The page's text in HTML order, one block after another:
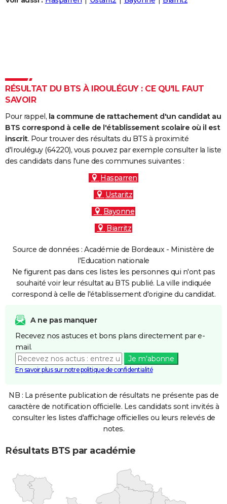
Carte de Noël
Carte Bonne année
Carte Saint-Valentin
Carte Pâques
Carte d'anniversaire
Dictionnaire
Biographies
Citations
Expressions
Proverbes
PROGRAMME TV
COPAINS D'AVANT
S'inscrire
Se connecter
Lycées
Collèges
Primaires
Universités
Entreprises
Service militaire
Avis de recherche
AVIS DE DÉCÈS
RÉSULTAT DU BTS À IROULÉGUY : CE QU'IL FAUT
SAVOIR
Pour rappel, la commune de rattachement d'un candidat au
BTS correspond à celle de l'établissement scolaire où il est
inscrit. Pour trouver des résultats du BTS à proximité
d'Irouléguy (64220), vous pouvez par exemple consulter la liste
des candidats dans l'une des communes suivantes :
Hasparren
Ustaritz
Bayonne
Biarritz
Source de données : Académie de Bordeaux - Ministère de
l'Education nationale
Ne figurent pas dans ces listes les personnes qui n'ont pas
souhaité voir leur résultat au BTS publié. La ville indiquée
correspond à celle de l'établissement d'origine du candidat.
A ne pas manquer
Recevez nos astuces et bons plans directement par e-
mail.
Je m'abonne
En savoir plus sur notre politique de confidentialité
NB : La présente publication de résultats ne présente pas de
caractère de notification officielle. Les candidats sont invités à
consulter les listes d'affichage officielles ou leurs relevés de
notes.
Résultats BTS par académie